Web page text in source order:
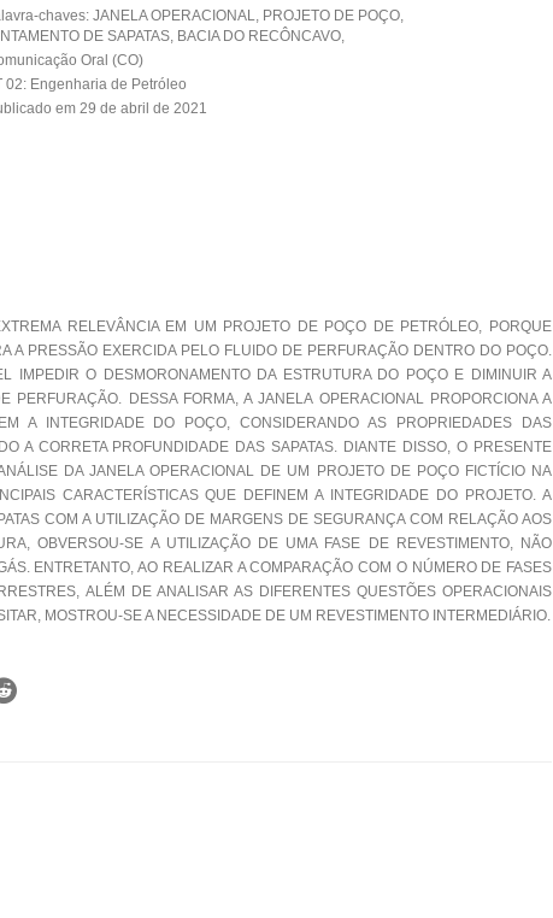
chaves: JANELA OPERACIONAL, PROJETO DE POÇO,
DE SAPATAS, BACIA DO RECÔNCAVO,
Oral (CO)
02: Engenharia de Petróleo
em 29 de abril de 2021
RELEVÂNCIA EM UM PROJETO DE POÇO DE PETRÓLEO, PORQUE
A PRESSÃO EXERCIDA PELO FLUIDO DE PERFURAÇÃO DENTRO DO POÇO.
IMPEDIR O DESMORONAMENTO DA ESTRUTURA DO POÇO E DIMINUIR A
PERFURAÇÃO. DESSA FORMA, A JANELA OPERACIONAL PROPORCIONA A
A INTEGRIDADE DO POÇO, CONSIDERANDO AS PROPRIEDADES DAS
A CORRETA PROFUNDIDADE DAS SAPATAS. DIANTE DISSO, O PRESENTE
DA JANELA OPERACIONAL DE UM PROJETO DE POÇO FICTÍCIO NA
CARACTERÍSTICAS QUE DEFINEM A INTEGRIDADE DO PROJETO. A
COM A UTILIZAÇÃO DE MARGENS DE SEGURANÇA COM RELAÇÃO AOS
OBVERSOU-SE A UTILIZAÇÃO DE UMA FASE DE REVESTIMENTO, NÃO
ENTRETANTO, AO REALIZAR A COMPARAÇÃO COM O NÚMERO DE FASES
ALÉM DE ANALISAR AS DIFERENTES QUESTÕES OPERACIONAIS
MOSTROU-SE A NECESSIDADE DE UM REVESTIMENTO INTERMEDIÁRIO.